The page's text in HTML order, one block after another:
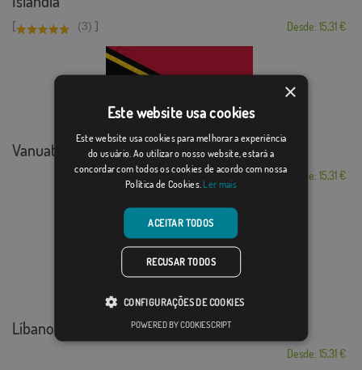
[ (3) ] Desde: 15,31 €
Vanuatu
Desde: 15,31 €
Líbano
Desde: 15,31 €
×
Este website usa cookies
Este website usa cookies para melhorar a experiência
do usuário. Ao utilizar o nosso website, estará a
concordar com todos os cookies de acordo com nossa
Política de Cookies. Ler mais
ACEITAR TODOS
RECUSAR TODOS
CONFIGURAÇÕES DE COOKIES
POWERED BY COOKIESCRIPT